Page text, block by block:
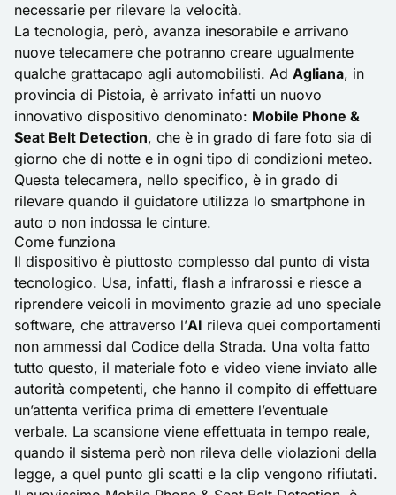
necessarie per rilevare la velocità.
La tecnologia, però, avanza inesorabile e arrivano
nuove telecamere che potranno creare ugualmente
qualche grattacapo agli automobilisti. Ad Agliana, in
provincia di Pistoia, è arrivato infatti un nuovo
innovativo dispositivo denominato: Mobile Phone &
Seat Belt Detection, che è in grado di fare foto sia di
giorno che di notte e in ogni tipo di condizioni meteo.
Questa telecamera, nello specifico, è in grado di
rilevare quando il guidatore utilizza lo smartphone in
auto o non indossa le cinture.
Come funziona
Il dispositivo è piuttosto complesso dal punto di vista
tecnologico. Usa, infatti, flash a infrarossi e riesce a
riprendere veicoli in movimento grazie ad uno speciale
software, che attraverso l’AI rileva quei comportamenti
non ammessi dal Codice della Strada. Una volta fatto
tutto questo, il materiale foto e video viene inviato alle
autorità competenti, che hanno il compito di effettuare
un’attenta verifica prima di emettere l’eventuale
verbale. La scansione viene effettuata in tempo reale,
quando il sistema però non rileva delle violazioni della
legge, a quel punto gli scatti e la clip vengono rifiutati.